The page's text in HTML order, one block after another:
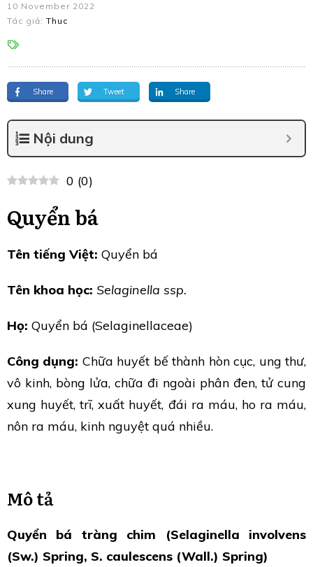
10 November 2022
Tác giả: Thuc
Share Tweet Share
Nội dung
0 (0)
Quyển bá
Tên tiếng Việt: Quyển bá
Tên khoa học: Selaginella ssp.
Họ: Quyển bá (Selaginellaceae)
Công dụng: Chữa huyết bế thành hòn cục, ung thư,
vô kinh, bòng lửa, chữa đi ngoài phân đen, tử cung
xung huyết, trĩ, xuất huyết, đái ra máu, ho ra máu,
nôn ra máu, kinh nguyệt quá nhiều.
Mô tả
Quyển bá tràng chim (Selaginella involvens
(Sw.) Spring, S. caulescens (Wall.) Spring)